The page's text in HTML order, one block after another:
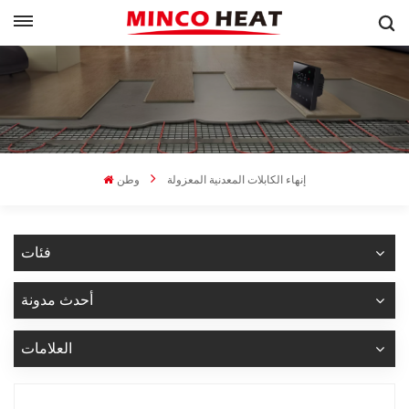
وطن إنهاء الكابلات المعدنية المعزولة
فئات
أحدث مدونة
العلامات